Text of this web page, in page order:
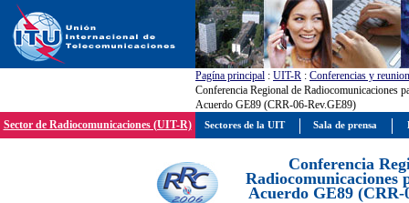
Pagína principal : UIT-R : Conferencias y
Conferencia Regional de Radiocomunicaciones
Acuerdo GE89 (CRR-06-Rev.GE89)
Sector de Radiocomunicaciones (UIT-R)
Conferencia
Radiocomunicaciones
Acuerdo GE89 (CRR-
Sectores de la UIT Sala de prensa